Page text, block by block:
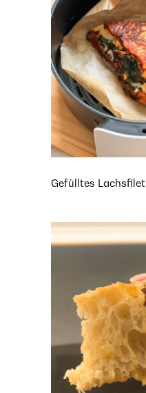
Gefülltes Lachsfilet